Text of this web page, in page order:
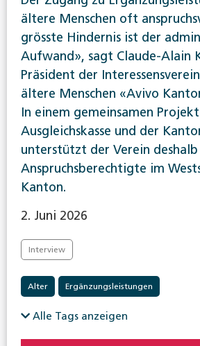
ältere Menschen oft
grösste Hindernis ist der
Aufwand», sagt Claude-Alain
Präsident der
ältere Menschen «Avivo
In einem gemeinsamen
Ausgleichskasse und der
unterstützt der Verein deshalb
Anspruchsberechtigte im
Kanton.
2. Juni 2026
Interview
Alter Ergänzungsleistungen
Alle Tags anzeigen